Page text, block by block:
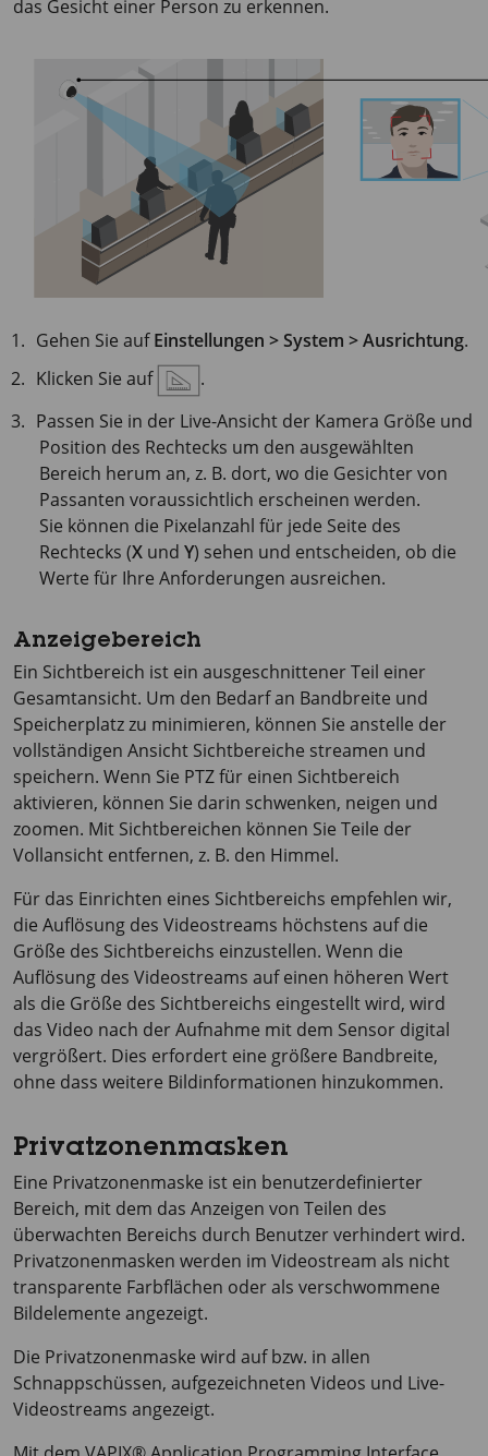
das Gesicht einer Person zu erkennen.
Gehen Sie aufEinstellungen > System > Ausrichtung.
Klicken Sie auf
.
Passen Sie in der Live-Ansicht der Kamera Größe und
Position des Rechtecks um den ausgewählten
Bereich herum an, z. B. dort, wo die Gesichter von
Passanten voraussichtlich erscheinen werden.
Sie können die Pixelanzahl für jede Seite des
Rechtecks (X und Y) sehen und entscheiden, ob die
Werte für Ihre Anforderungen ausreichen.
Anzeigebereich
Ein Sichtbereich ist ein ausgeschnittener Teil einer
Gesamtansicht. Um den Bedarf an Bandbreite und
Speicherplatz zu minimieren, können Sie anstelle der
vollständigen Ansicht Sichtbereiche streamen und
speichern. Wenn Sie PTZ für einen Sichtbereich
aktivieren, können Sie darin schwenken, neigen und
zoomen. Mit Sichtbereichen können Sie Teile der
Vollansicht entfernen, z. B. den Himmel.
Für das Einrichten eines Sichtbereichs empfehlen wir,
die Auflösung des Videostreams höchstens auf die
Größe des Sichtbereichs einzustellen. Wenn die
Auflösung des Videostreams auf einen höheren Wert
als die Größe des Sichtbereichs eingestellt wird, wird
das Video nach der Aufnahme mit dem Sensor digital
vergrößert. Dies erfordert eine größere Bandbreite,
ohne dass weitere Bildinformationen hinzukommen.
Privatzonenmasken
Eine Privatzonenmaske ist ein benutzerdefinierter
Bereich, mit dem das Anzeigen von Teilen des
überwachten Bereichs durch Benutzer verhindert wird.
Privatzonenmasken werden im Videostream als nicht
transparente Farbflächen oder als verschwommene
Bildelemente angezeigt.
Die Privatzonenmaske wird auf bzw. in allen
Schnappschüssen, aufgezeichneten Videos und Live-
Videostreams angezeigt.